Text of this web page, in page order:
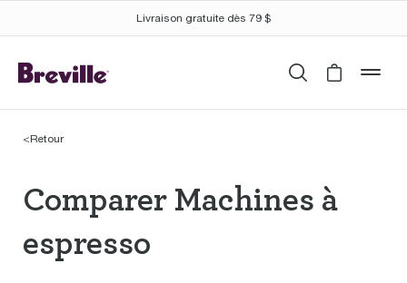
Livraison gratuite dès 79 $
Recherche
Cart is
<Retour
Comparer Machines
Comparer Machines à
espresso